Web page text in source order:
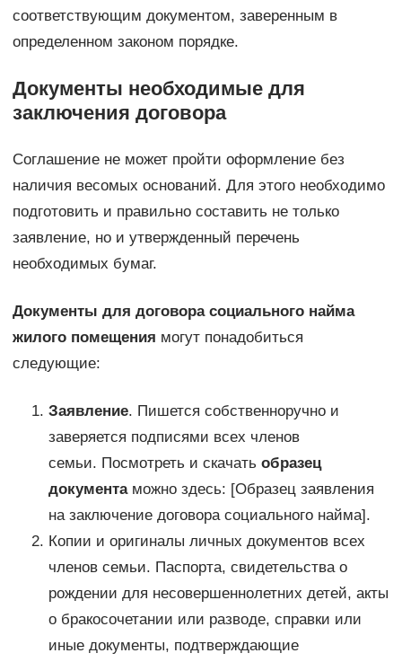
соответствующим документом, заверенным в
определенном законом порядке.
Документы необходимые для
заключения договора
Соглашение не может пройти оформление без
наличия весомых оснований. Для этого необходимо
подготовить и правильно составить не только
заявление, но и утвержденный перечень
необходимых бумаг.
Документы для договора социального найма
жилого помещения могут понадобиться
следующие:
Заявление. Пишется собственноручно и
заверяется подписями всех членов
семьи. Посмотреть и скачать образец
документаможно здесь: [Образец заявления
на заключение договора социального найма].
Копии и оригиналы личных документов всех
членов семьи. Паспорта, свидетельства о
рождении для несовершеннолетних детей, акты
о бракосочетании или разводе, справки или
иные документы, подтверждающие